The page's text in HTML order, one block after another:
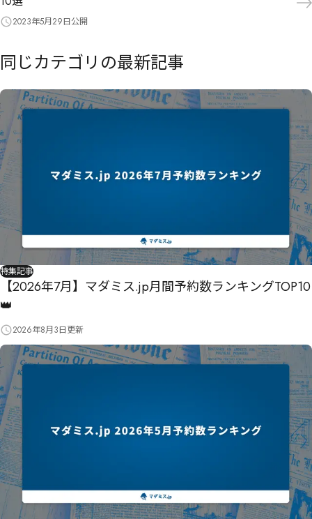
2023年5月29日公開
同じカテゴリの最新記事
特集記事
【2026年7月】マダミス.jp月間予約数ランキングTOP10
👑
2026年8月3日更新